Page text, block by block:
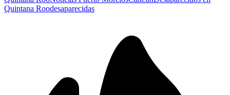
Quintana Roodesaparecidas